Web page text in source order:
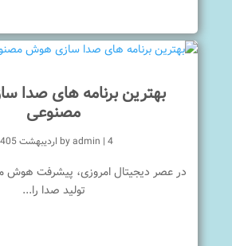
بهترین برنامه های صدا
مصنوعی
byadmin | 4 اردیبهشت 1405
تولید صدا را...